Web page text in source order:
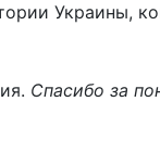
Украины,
Спасибо за